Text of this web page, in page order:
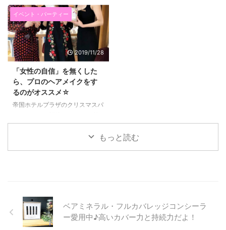
ドール）主催の粉塾というイベン
トに参加してきました♪ ２月１６
日に発売される化粧下地 スキン
イリュージョンプライマーUVと
ネオコートファンデーションをイ
ベント内でも試して、 今普段も
このコスメを使うと毛穴レスな透
明感のある美肌になれるんです
(*^▽^*) コフレドールのスキンイ
リュージョンプライマーUVは毛
まずは、こちら。 化粧下地のス
キンイリュージョンプライマー
ザインの感が選べるのが楽しいで
すよね(*^▽^*) 今回新たに発売さ
イベント・パーティー
2019/11/28
「女性の自信」を無くした
ら、プロのヘアメイクをす
るのがオススメ☆
帝国ホテルプラザのクリスマスパ
ってきました(^^)/ 帝国ホテルや
帝国ホテルプラザって落ち着きが
リアウィズでヘアセット♪髪が変
わると気分が上がって写真写りが
よくなる♪ ヘアセットは新宿にあ
るエミリアウィズでやってもらい
もっと読む
ベアミネラル・フルカバレッジコンシーラ
ー愛用中♪高いカバー力と持続力だよ！